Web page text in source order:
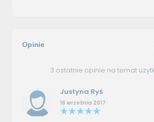
Opinie
3 ostatnie opinie na temat
Justyna Ryś
16 września 2017